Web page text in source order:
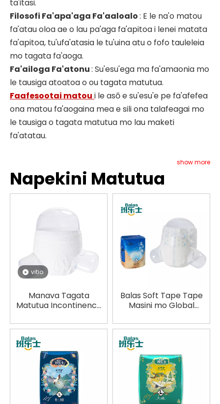
ta'itasi.
Filosofi Fa'apa'aga Fa'aaloalo: E le na'o matou
fa'atau oloa ae o lau pa'aga fa'apitoa i lenei matata
fa'apitoa, tu'ufa'atasia le tu'uina atu o fofo tauleleia
mo tagata fa'aoga.
Fa'ailoga Fa'atonu: Su'esu'ega ma fa'amaonia mo
le tausiga atoatoa o ou tagata matutua.
Faafesootai matou i le asō e su'esu'e pe fa'afefea
ona matou fa'aogaina mea e sili ona talafeagai mo
le tausiga o tagata matutua mo lau maketi
fa'atatau.
show more
Napekini Matutua
vitio
Manava Tagata
Matutua Incontinence
Falegaosimea Tu'usa'o
Balas Soft Tape Tape
Masini mo Global
Avanoa